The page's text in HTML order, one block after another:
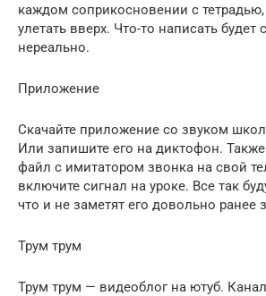
каждом соприкосновении с тетрадью,
улетать вверх. Что-то написать будет
нереально.
Приложение
Скачайте приложение со звуком
Или запишите его на диктофон.
файл с имитатором звонка на свой
включите сигнал на уроке. Все так
что и не заметят его довольно ранее
Трум трум
Трум трум — видеоблог на ютуб.